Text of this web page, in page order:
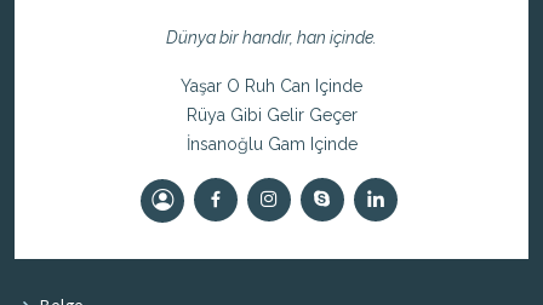
Dünya bir handır, han içinde.
Yaşar O Ruh Can Içinde
Rüya Gibi Gelir Geçer
İnsanoğlu Gam Içinde